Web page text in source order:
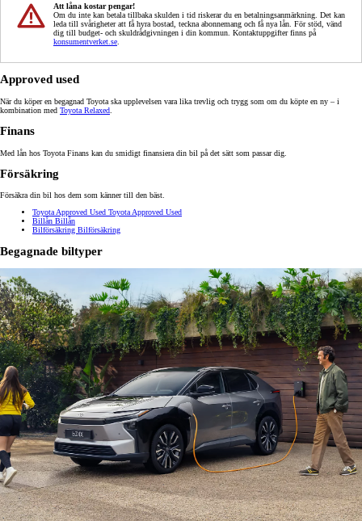
Att låna kostar pengar!
Om du inte kan betala tillbaka skulden i tid riskerar du en betalningsanmärkning. Det kan
leda till svårigheter att få hyra bostad, teckna abonnemang och få nya lån. För stöd, vänd
dig till budget- och skuldrådgivningen i din kommun. Kontaktuppgifter finns på
konsumentverket.se
Approved used
När du köper en begagnad Toyota ska upplevelsen vara lika trevlig och trygg som om du köpte en ny – i
kombination med Toyota Relaxed
Finans
Med lån hos Toyota Finans kan du smidigt finansiera din bil på det sätt som passar dig.
Försäkring
Försäkra din bil hos dem som känner till den bäst.
Toyota Approved Used Toyota Approved Used
Billån Billån
Bilförsäkring Bilförsäkring
Begagnade biltyper